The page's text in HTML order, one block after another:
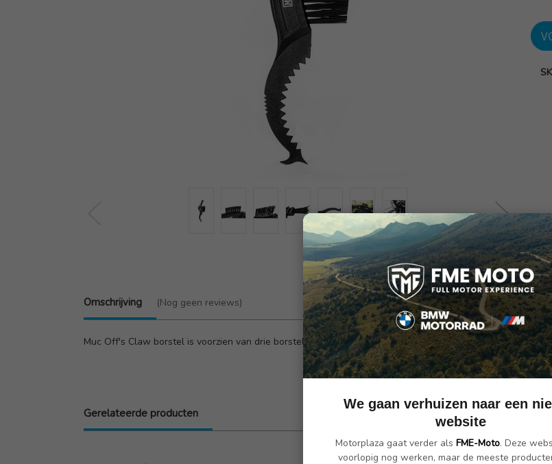
Omschrijving (Nog geen reviews)
Muc Off's Claw borstel is voorzien van drie borstelkoppen met sterke nylonharen en een geÏntegreerde
Gerelateerde producten
We gaan verhuizen naar een
website
Motorplaza gaat verder als FME-Moto. Deze
voorlopig nog werken, maar de meeste